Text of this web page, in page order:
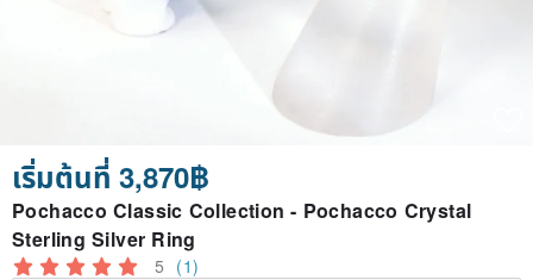
เริ่มต้นที่ 3,870฿
Pochacco Classic Collection - Pochacco Crystal
Sterling Silver Ring
5 (1)